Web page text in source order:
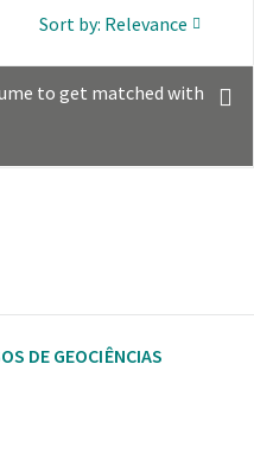
Sort by: Relevance
to get matched with
DE GEOCIÊNCIAS